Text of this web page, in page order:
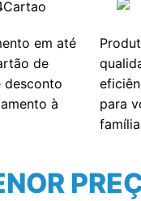
em até
de
desconto
à
para